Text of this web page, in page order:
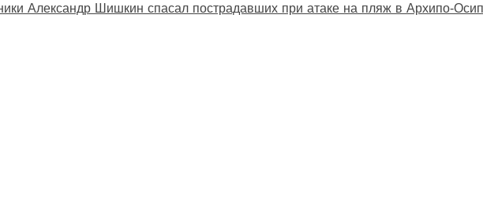
Александр Шишкин спасал пострадавших при атаке на пляж в